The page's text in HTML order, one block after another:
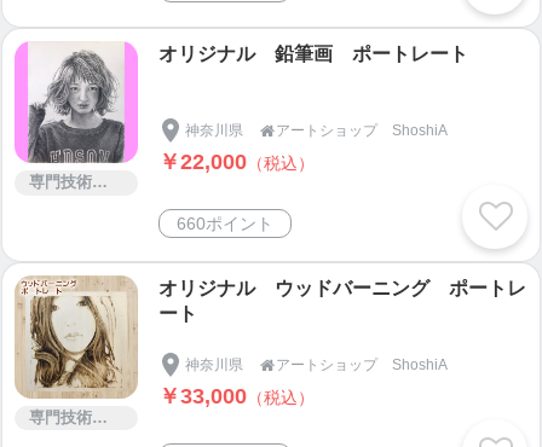
専門技術サービス
オリジナル 鉛筆画 ポートレート
神奈川県 アートショップ ShoshiA
￥22,000 （税込）
660ポイント
専門技術サービス
オリジナル ウッドバーニング ポートレ
ート
神奈川県 アートショップ ShoshiA
￥33,000 （税込）